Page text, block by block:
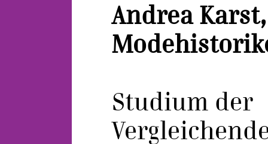
Andrea
Studium der